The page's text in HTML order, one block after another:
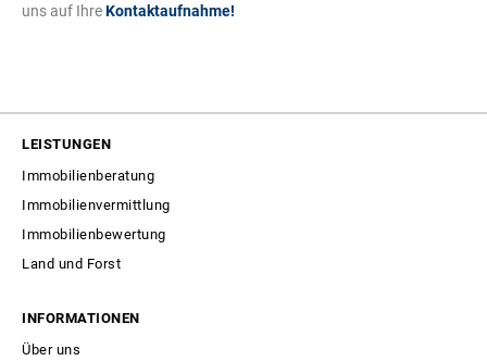
uns auf IhreKontaktaufnahme!
LEISTUNGEN
Immobilienberatung
Immobilienvermittlung
Immobilienbewertung
Land und Forst
INFORMATIONEN
Über uns